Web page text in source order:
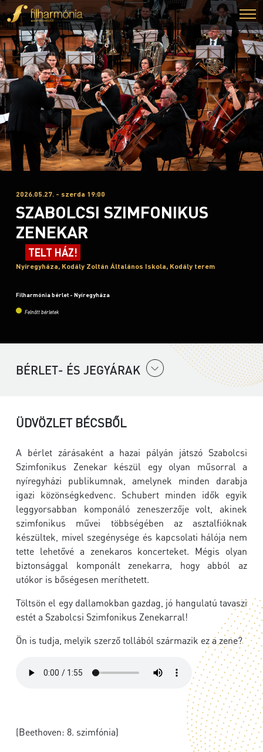
2026.05.27. - szerda 19:00
SZABOLCSI SZIMFONIKUS
ZENEKAR
TELT HÁZ!
Nyíregyháza, Kodály Zoltán Általános Iskola, Kodály terem
Filharmónia bérlet - Nyíregyháza
Felnőtt bérletek
BÉRLET- ÉS JEGYÁRAK
ÜDVÖZLET BÉCSBŐL
A bérlet zárásaként a hazai pályán játszó Szabolcsi
Szimfonikus Zenekar készül egy olyan műsorral a
nyíregyházi publikumnak, amelynek minden darabja
igazi közönségkedvenc. Schubert minden idők egyik
leggyorsabban komponáló zeneszerzője volt, akinek
szimfonikus művei többségében az asztalfióknak
készültek, mivel szegénysége és kapcsolati hálója nem
tette lehetővé a zenekaros koncerteket. Mégis olyan
biztonsággal komponált zenekarra, hogy abból az
utókor is bőségesen meríthetett.
Töltsön el egy dallamokban gazdag, jó hangulatú tavaszi
estét a Szabolcsi Szimfonikus Zenekarral!
Ön is tudja, melyik szerző tollából származik ez a zene?
(Beethoven: 8. szimfónia)